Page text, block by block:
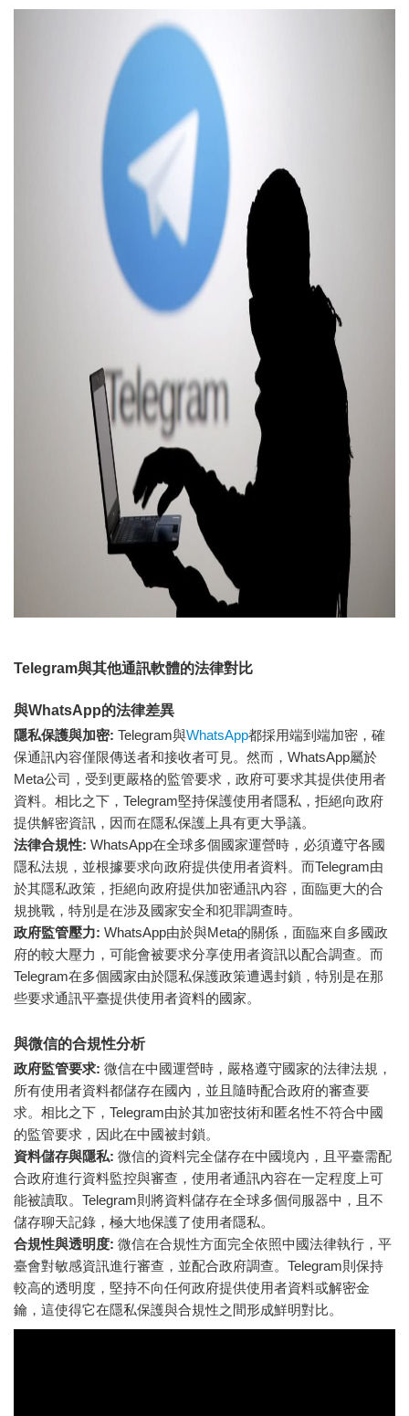
Telegram與其他通訊軟體的法律對比
與WhatsApp的法律差異
隱私保護與加密: Telegram與WhatsApp都採用端到端加密，確
保通訊內容僅限傳送者和接收者可見。然而，WhatsApp屬於
Meta公司，受到更嚴格的監管要求，政府可要求其提供使用者
資料。相比之下，Telegram堅持保護使用者隱私，拒絕向政府
提供解密資訊，因而在隱私保護上具有更大爭議。
法律合規性: WhatsApp在全球多個國家運營時，必須遵守各國
隱私法規，並根據要求向政府提供使用者資料。而Telegram由
於其隱私政策，拒絕向政府提供加密通訊內容，面臨更大的合
規挑戰，特別是在涉及國家安全和犯罪調查時。
政府監管壓力: WhatsApp由於與Meta的關係，面臨來自多國政
府的較大壓力，可能會被要求分享使用者資訊以配合調查。而
Telegram在多個國家由於隱私保護政策遭遇封鎖，特別是在那
些要求通訊平臺提供使用者資料的國家。
與微信的合規性分析
政府監管要求: 微信在中國運營時，嚴格遵守國家的法律法規，
所有使用者資料都儲存在國內，並且隨時配合政府的審查要
求。相比之下，Telegram由於其加密技術和匿名性不符合中國
的監管要求，因此在中國被封鎖。
資料儲存與隱私: 微信的資料完全儲存在中國境內，且平臺需配
合政府進行資料監控與審查，使用者通訊內容在一定程度上可
能被讀取。Telegram則將資料儲存在全球多個伺服器中，且不
儲存聊天記錄，極大地保護了使用者隱私。
合規性與透明度: 微信在合規性方面完全依照中國法律執行，平
臺會對敏感資訊進行審查，並配合政府調查。Telegram則保持
較高的透明度，堅持不向任何政府提供使用者資料或解密金
鑰，這使得它在隱私保護與合規性之間形成鮮明對比。